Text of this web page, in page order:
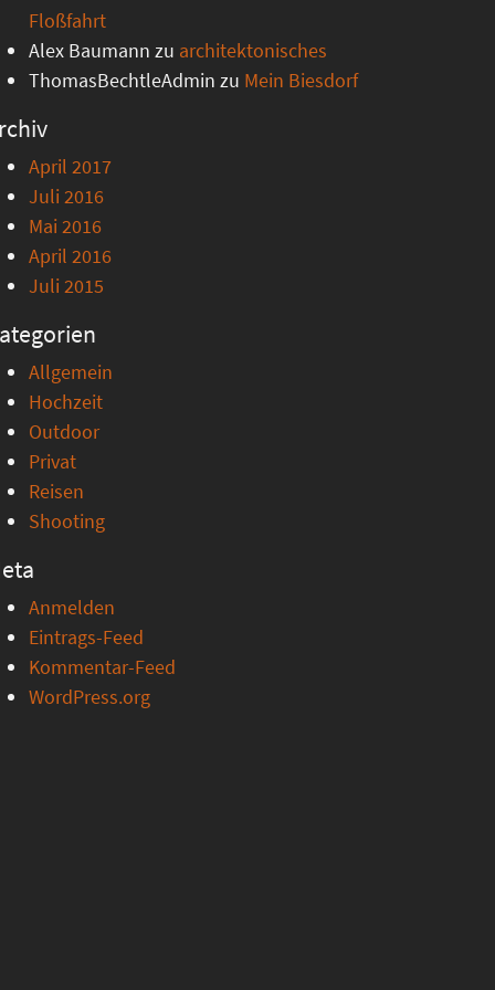
Floßfahrt
Alex Baumann zu architektonisches
ThomasBechtleAdmin zu Mein Biesdorf
April 2017
Juli 2016
Mai 2016
April 2016
Juli 2015
Allgemein
Hochzeit
Outdoor
Privat
Reisen
Shooting
Anmelden
Eintrags-Feed
Kommentar-Feed
WordPress.org